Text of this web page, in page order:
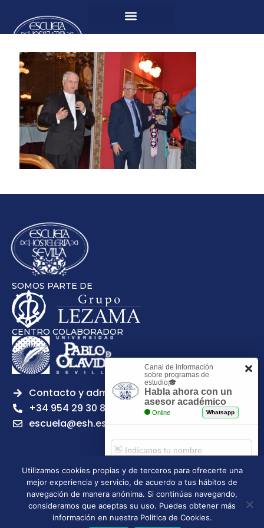
SOMOS PARTE DE
CENTRO COLABORADOR
Contacto y admisiones
+34 954 29 30 81
escuela@esh.es
Aviso legal Política de Privacidad
Política de Cookies
Política de calidad
Tablón de anuncios
Escuela Superior de Hostelería de Sevilla | 2026 | Todos los
Utilizamos cookies propias y de terceros para ofrecerte una
mejor experiencia y servicio, de acuerdo a tus hábitos de
navegación de manera anónima. Si continúas navegando,
consideramos que aceptas su uso. Puedes obtener más
información en nuestra Política de Cookies.
Canal de información
sobre programas de
estudio🎓
Habla ahora con un
asesor académico
Online Whatsapp
Comenzar chat